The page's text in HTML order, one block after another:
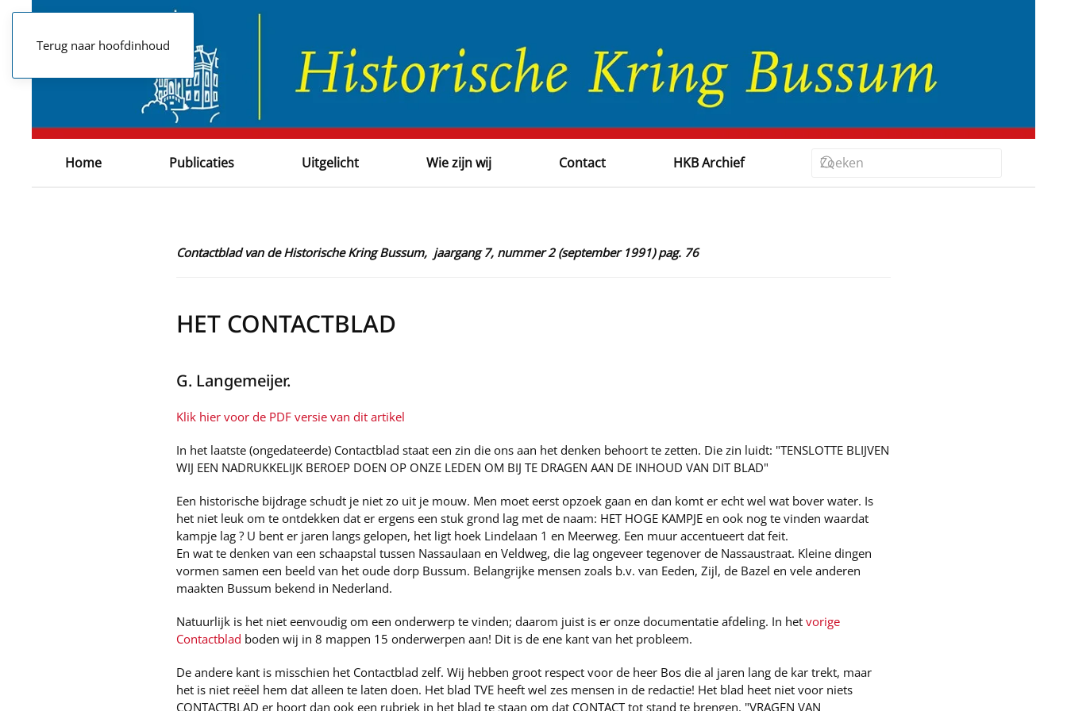
Terug naar hoofdinhoud
Home Publicaties Uitgelicht Wie zijn wij Contact HKB Archief
Contactblad van de Historische Kring Bussum, jaargang 7, nummer 2 (september 1991) pag. 76
HET CONTACTBLAD
G. Langemeijer.
Klik hier voor de PDF versie van dit artikel
In het laatste (ongedateerde) Contactblad staat een zin die ons aan het denken behoort te zetten. Die zin luidt: "TENSLOTTE BLIJVEN
WIJ EEN NADRUKKELIJK BEROEP DOEN OP ONZE LEDEN OM BIJ TE DRAGEN AAN DE INHOUD VAN DIT BLAD"
Een historische bijdrage schudt je niet zo uit je mouw. Men moet eerst opzoek gaan en dan komt er echt wel wat bover water. Is
het niet leuk om te ontdekken dat er ergens een stuk grond lag met de naam: HET HOGE KAMPJE en ook nog te vinden waardat
kampje lag ? U bent er jaren langs gelopen, het ligt hoek Lindelaan 1 en Meerweg. Een muur accentueert dat feit.
En wat te denken van een schaapstal tussen Nassaulaan en Veldweg, die lag ongeveer tegenover de Nassaustraat. Kleine dingen
vormen samen een beeld van het oude dorp Bussum. Belangrijke mensen zoals b.v. van Eeden, Zijl, de Bazel en vele anderen
maakten Bussum bekend in Nederland.
Natuurlijk is het niet eenvoudig om een onderwerp te vinden; daarom juist is er onze documentatie afdeling. In het vorige
Contactblad boden wij in 8 mappen 15 onderwerpen aan! Dit is de ene kant van het probleem.
De andere kant is misschien het Contactblad zelf. Wij hebben groot respect voor de heer Bos die al jaren lang de kar trekt, maar
het is niet reëel hem dat alleen te laten doen. Het blad TVE heeft wel zes mensen in de redactie! Het blad heet niet voor niets
CONTACTBLAD er hoort dan ook een rubriek in het blad te staan om dat CONTACT tot stand te brengen. "VRAGEN VAN